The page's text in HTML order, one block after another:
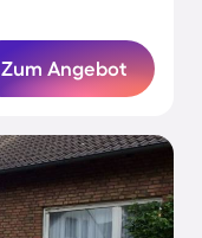
Zum Angebot